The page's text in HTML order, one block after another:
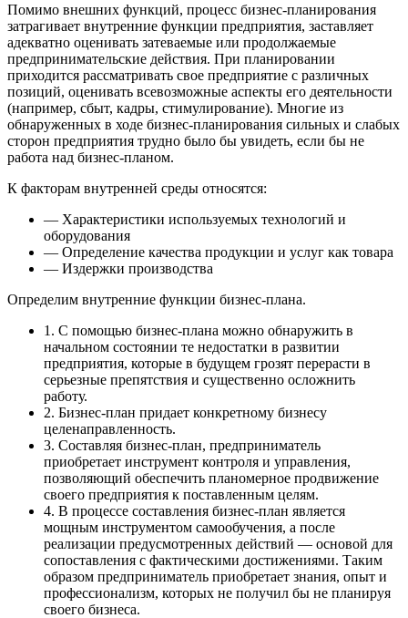
Помимо внешних функций, процесс бизнес-планирования
затрагивает внутренние функции предприятия, заставляет
адекватно оценивать затеваемые или продолжаемые
предпринимательские действия. При планировании
приходится рассматривать свое предприятие с различных
позиций, оценивать всевозможные аспекты его деятельности
(например, сбыт, кадры, стимулирование). Многие из
обнаруженных в ходе бизнес-планирования сильных и слабых
сторон предприятия трудно было бы увидеть, если бы не
работа над бизнес-планом.
К факторам внутренней среды относятся:
— Характеристики используемых технологий и
оборудования
— Определение качества продукции и услуг как товара
— Издержки производства
Определим внутренние функции бизнес-плана.
1. С помощью бизнес-плана можно обнаружить в
начальном состоянии те недостатки в развитии
предприятия, которые в будущем грозят перерасти в
серьезные препятствия и существенно осложнить
работу.
2. Бизнес-план придает конкретному бизнесу
целенаправленность.
3. Составляя бизнес-план, предприниматель
приобретает инструмент контроля и управления,
позволяющий обеспечить планомерное продвижение
своего предприятия к поставленным целям.
4. В процессе составления бизнес-план является
мощным инструментом самообучения, а после
реализации предусмотренных действий — основой для
сопоставления с фактическими достижениями. Таким
образом предприниматель приобретает знания, опыт и
профессионализм, которых не получил бы не планируя
своего бизнеса.